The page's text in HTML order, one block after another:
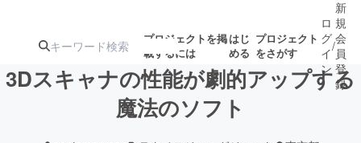
プロジェクトを掲
載するには
はじ
める
プロジェクト
をさがす
もうすぐ公開
ロ
グ
イ
ン
/
新
規
会
員
登
録
3Dスキャナの性能が劇的アップする
魔法のソフト